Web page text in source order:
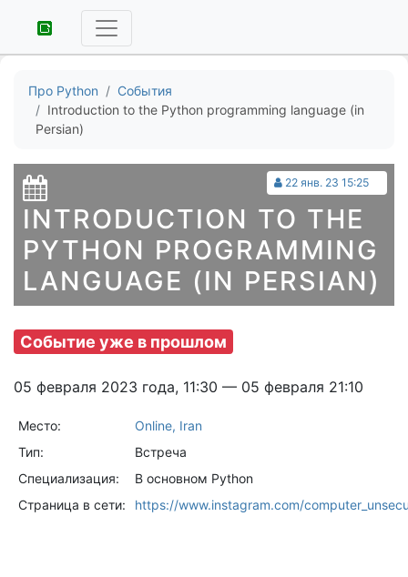
Про Python
События
Introduction to the Python programming language (in
Persian)
22 янв. 23 15:25
INTRODUCTION TO THE
PYTHON PROGRAMMING
LANGUAGE (IN PERSIAN)
Событие уже в прошлом
05 февраля 2023 года, 11:30 — 05 февраля 21:10
Место:
Online, Iran
Тип:
Встреча
Специализация:
В основном Python
Страница в сети:
https://www.instagram.com/